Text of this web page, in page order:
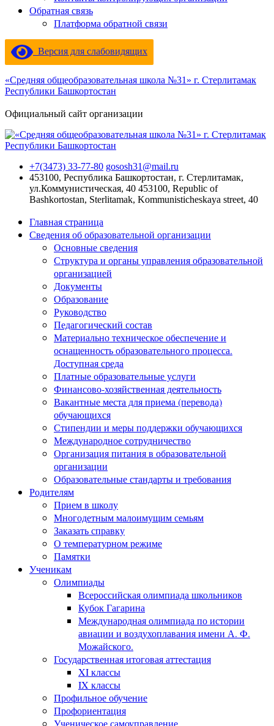
Обратная связь
Платформа обратной связи
Версия для слабовидящих
«Средняя общеобразовательная школа №31» г. Стерлитамак
Республики Башкортостан
Официальный сайт организации
+7(3473) 33-77-80 gososh31@mail.ru
453100, Республика Башкортостан, г. Стерлитамак,
ул.Коммунистическая, 40 453100, Republic of
Bashkortostan, Sterlitamak, Kommunisticheskaya street, 40
Главная страница
Сведения об образовательной организации
Основные сведения
Структура и органы управления образовательной
организацией
Документы
Образование
Руководство
Педагогический состав
Материально техническое обеспечение и
оснащенность образовательного процесса.
Доступная среда
Платные образовательные услуги
Финансово-хозяйственная деятельность
Вакантные места для приема (перевода)
обучающихся
Стипендии и меры поддержки обучающихся
Международное сотрудничество
Организация питания в образовательной
организации
Образовательные стандарты и требования
Родителям
Прием в школу
Многодетным малоимущим семьям
Заказать справку
О температурном режиме
Памятки
Ученикам
Олимпиады
Всероссийская олимпиада школьников
Кубок Гагарина
Международная олимпиада по истории
авиации и воздухоплавания имени А. Ф.
Можайского.
Государственная итоговая аттестация
XI классы
IX классы
Профильное обучение
Профориентация
Ученическое самоуправление